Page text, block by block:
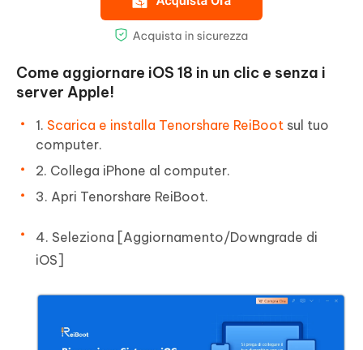
Come aggiornare iOS 18 in un clic e senza i
server Apple!
1. Scarica e installa Tenorshare ReiBoot sul tuo
computer.
2. Collega iPhone al computer.
3. Apri Tenorshare ReiBoot.
4. Seleziona [Aggiornamento/Downgrade di
iOS]